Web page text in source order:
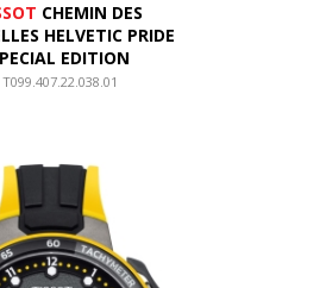
CHEMIN DES
HELVETIC PRIDE
EDITION
T099.407.22.038.01